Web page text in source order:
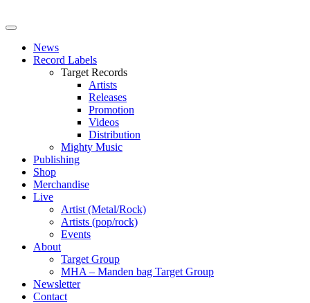
News
Record Labels
Target Records
Artists
Releases
Promotion
Videos
Distribution
Mighty Music
Publishing
Shop
Merchandise
Live
Artist (Metal/Rock)
Artists (pop/rock)
Events
About
Target Group
MHA – Manden bag Target Group
Newsletter
Contact